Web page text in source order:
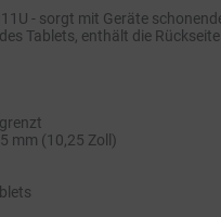
- sorgt mit Geräte
Tablets, enthält die
mm (10,25 Zoll)